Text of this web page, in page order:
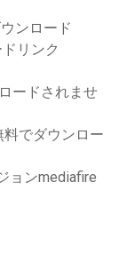
ンロード
リンク
ードされませ
でダウンロー
ョンmediafire